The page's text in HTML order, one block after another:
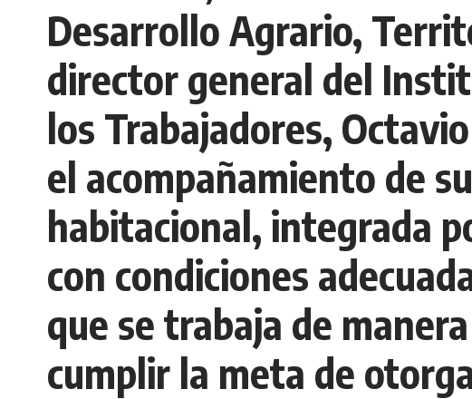
Desarrollo Agrario,
director general del
los Trabajadores,
el acompañamiento de
habitacional, integrada
con condiciones
que se trabaja de
cumplir la meta de